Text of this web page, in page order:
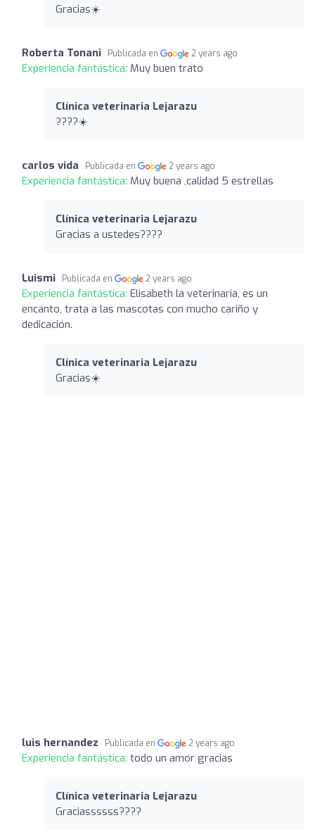
Gracias☀️
Roberta Tonani Publicada en 2 years ago
Experiencia fantástica: Muy buen trato
Clínica veterinaria Lejarazu
????☀️
carlos vida Publicada en 2 years ago
Experiencia fantástica: Muy buena ,calidad 5 estrellas
Clínica veterinaria Lejarazu
Gracias a ustedes????
Luismi Publicada en 2 years ago
Experiencia fantástica: Elisabeth la veterinaria, es un
encanto, trata a las mascotas con mucho cariño y
dedicación.
Clínica veterinaria Lejarazu
Gracias☀️
luis hernandez Publicada en 2 years ago
Experiencia fantástica: todo un amor gracias
Clínica veterinaria Lejarazu
Graciassssss????